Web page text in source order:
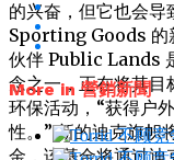
的兴奋，但它也会
Sporting Goods 的
伙伴 Public Lands
念之一，正在将其目
环保活动，“获得户
性。” 新的迪克旗帜
金，该基金将通过迪
More in 營銷新聞